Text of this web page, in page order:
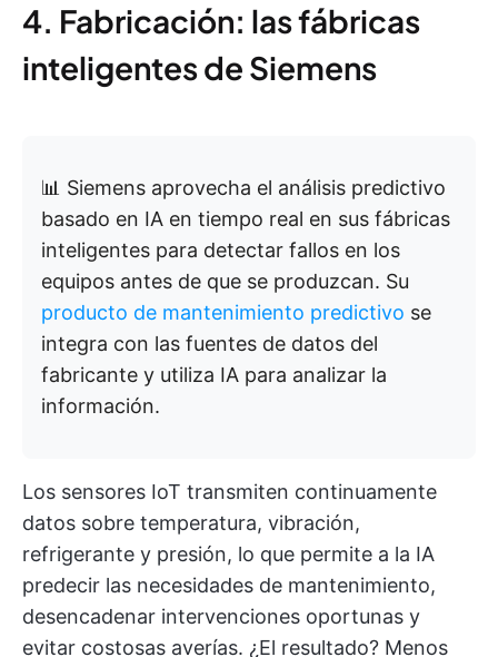
4. Fabricación: las fábricas
inteligentes de Siemens
📊 Siemens aprovecha el análisis predictivo
basado en IA en tiempo real en sus fábricas
inteligentes para detectar fallos en los
equipos antes de que se produzcan. Su
producto de mantenimiento predictivo se
integra con las fuentes de datos del
fabricante y utiliza IA para analizar la
información.
Los sensores IoT transmiten continuamente
datos sobre temperatura, vibración,
refrigerante y presión, lo que permite a la IA
predecir las necesidades de mantenimiento,
desencadenar intervenciones oportunas y
evitar costosas averías. ¿El resultado? Menos